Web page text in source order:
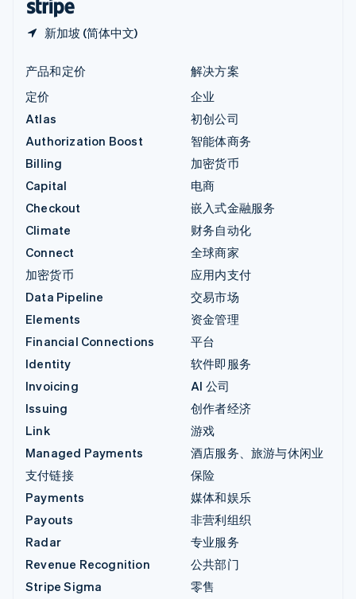
新加坡 (简体中文)
产品和定价
定价
Atlas
Authorization Boost
Billing
Capital
Checkout
Climate
Connect
加密货币
Data Pipeline
Elements
Financial Connections
Identity
Invoicing
Issuing
Link
Managed Payments
支付链接
Payments
Payouts
Radar
Revenue Recognition
Stripe Sigma
解决方案
企业
初创公司
智能体商务
加密货币
电商
嵌入式金融服务
财务自动化
全球商家
应用内支付
交易市场
资金管理
平台
软件即服务
AI 公司
创作者经济
游戏
酒店服务、旅游与休闲业
保险
媒体和娱乐
非营利组织
专业服务
公共部门
零售